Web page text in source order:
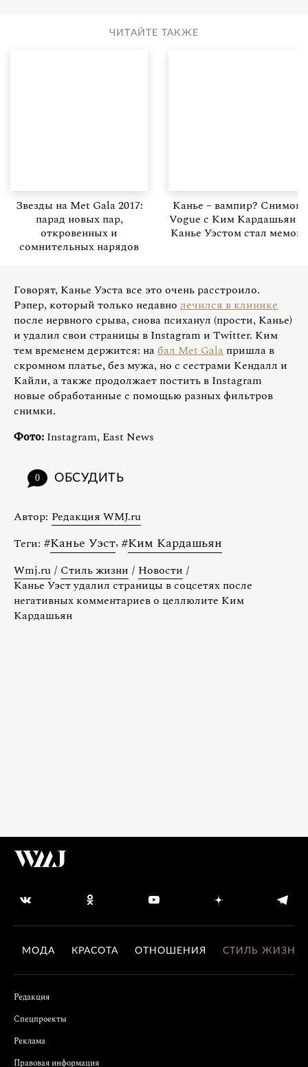
ЧИТАЙТЕ ТАКЖЕ
Звезды на Met Gala 2017:
парад новых пар,
откровенных и
сомнительных нарядов
Канье – вампир? Снимок
Vogue с Ким Кардашьян и
Канье Уэстом стал мемом
Говорят, Канье Уэста все это очень расстроило.
Рэпер, который только недавно лечился в клинике
после нервного срыва, снова психанул (прости, Канье)
и удалил свои страницы в Instagram и Twitter. Ким
тем временем держится: набал Met Gala пришла в
скромном платье, без мужа, но с сестрами Кендалл и
Кайли, а также продолжает постить в Instagram
новые обработанные с помощью разных фильтров
снимки.
Фото: Instagram, East News
0 ОБСУДИТЬ
Автор: Редакция WMJ.ru
Теги: #Канье Уэст, #Ким Кардашьян
Wmj.ru / Стиль жизни / Новости /
Канье Уэст удалил страницы в соцсетях после
негативных комментариев о целлюлите Ким
Кардашьян
МОДА КРАСОТА ОТНОШЕНИЯ СТИЛЬ ЖИЗНИ
Редакция
Спецпроекты
Реклама
Правовая информация